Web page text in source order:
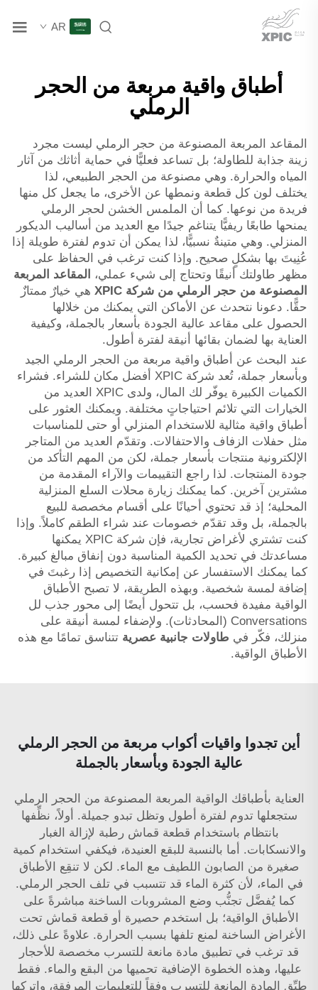
AR
أطباق واقية مربعة من الحجر
الرملي
المقاعد المربعة المصنوعة من حجر الرملي ليست مجرد
زينة جذابة للطاولة؛ بل تساعد فعليًّا في حماية أثاثك من آثار
المياه والحرارة. وهي مصنوعة من الحجر الطبيعي، لذا
يختلف لون كل قطعة ونمطها عن الأخرى، ما يجعل كل منها
فريدة من نوعها. كما أن الملمس الخشن لحجر الرملي
يمنحها طابعًا ريفيًّا يتناغم جيدًا مع العديد من أساليب الديكور
المنزلي. وهي متينةٌ نسبيًّا، لذا يمكن أن تدوم لفترة طويلة إذا
عُنِيتَ بها بشكلٍ صحيح. وإذا كنت ترغب في الحفاظ على
مظهر طاولتك أنيقًا وتحتاج إلى شيء عملي، المقاعد المربعة
المصنوعة من حجر الرملي من شركة XPIC
هي خيارٌ ممتازٌ
حقًّا. دعونا نتحدث عن الأماكن التي يمكنك من خلالها
الحصول على مقاعد عالية الجودة بأسعار بالجملة، وكيفية
العناية بها لضمان بقائها أنيقة لفترة أطول.
عند البحث عن أطباق واقية مربعة من الحجر الرملي الجيد
وبأسعار جملة، تُعد شركة XPIC أفضل مكان للشراء. فشراء
الكميات الكبيرة يوفّر لك المال، ولدى XPIC العديد من
الخيارات التي تلائم احتياجاتٍ مختلفة. ويمكنك العثور على
أطباق واقية مثالية للاستخدام المنزلي أو حتى للمناسبات
مثل حفلات الزفاف والاحتفالات. وتقدّم العديد من المتاجر
الإلكترونية منتجات بأسعار جملة، لكن من المهم التأكد من
جودة المنتجات. لذا راجع التقييمات والآراء المقدمة من
مشترين آخرين. كما يمكنك زيارة محلات السلع المنزلية
المحلية؛ إذ قد تحتوي أحيانًا على أقسام مخصصة للبيع
بالجملة، بل وقد تقدّم خصومات عند شراء الطقم كاملاً. وإذا
كنت تشتري لأغراض تجارية، فإن شركة XPIC يمكنها
مساعدتك في تحديد الكمية المناسبة دون إنفاق مبالغ كبيرة.
كما يمكنك الاستفسار عن إمكانية التخصيص إذا رغبتَ في
إضافة لمسة شخصية. وبهذه الطريقة، لا تصبح الأطباق
الواقية مفيدة فحسب، بل تتحول أيضًا إلى محور جذب لل
Conversations (المحادثات). ولإضفاء لمسة أنيقة على
منزلك، فكّر في طاولات جانبية عصرية تتناسق تمامًا مع هذه
الأطباق الواقية.
أين تجدوا واقيات أكواب مربعة من الحجر الرملي
عالية الجودة وبأسعار بالجملة
العناية بأطباقك الواقية المربعة المصنوعة من الحجر الرملي
ستجعلها تدوم لفترة أطول وتظل تبدو جميلة. أولاً، نظِّفها
بانتظام باستخدام قطعة قماش رطبة لإزالة الغبار
والانسكابات. أما بالنسبة للبقع العنيدة، فيكفي استخدام كمية
صغيرة من الصابون اللطيف مع الماء. لكن لا تنقِع الأطباق
في الماء، لأن كثرة الماء قد تتسبب في تلف الحجر الرملي.
كما يُفضَّل تجنُّب وضع المشروبات الساخنة مباشرةً على
الأطباق الواقية؛ بل استخدم حصيرة أو قطعة قماش تحت
الأغراض الساخنة لمنع تلفها بسبب الحرارة. علاوةً على ذلك،
قد ترغب في تطبيق مادة مانعة للتسرب مخصصة للأحجار
عليها، وهذه الخطوة الإضافية تحميها من البقع والماء. فقط
طبِّق المادة المانعة للتسرب وفقاً للتعليمات المرفقة، واتركها